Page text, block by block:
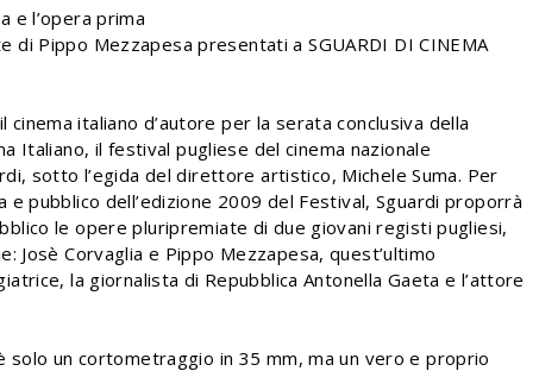
e l’opera prima
di Pippo Mezzapesa presentati a SGUARDI DI CINEMA
italiano d’autore per la serata conclusiva della
Italiano, il festival pugliese del cinema nazionale
sotto l’egida del direttore artistico, Michele Suma. Per
e pubblico dell’edizione 2009 del Festival, Sguardi proporrà
le opere pluripremiate di due giovani registi pugliesi,
Josè Corvaglia e Pippo Mezzapesa, quest’ultimo
la giornalista di Repubblica Antonella Gaeta e l’attore
solo un cortometraggio in 35 mm, ma un vero e proprio